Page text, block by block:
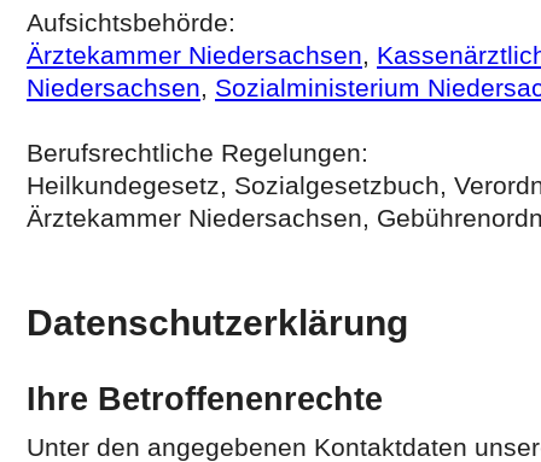
Aufsichtsbehörde:
Ärztekammer Niedersachsen,
Niedersachsen, Sozialministerium
Berufsrechtliche Regelungen:
Heilkundegesetz, Sozialgesetzbuch,
Ärztekammer Niedersachsen,
Datenschutzerklärung
Ihre Betroffenenrechte
Unter den angegebenen Kontaktdaten